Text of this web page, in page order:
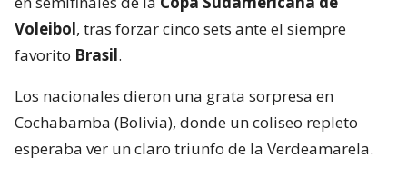
Voleibol, tras forzar cinco sets ante el siempre
favorito Brasil.
Los nacionales dieron una grata sorpresa en
Cochabamba (Bolivia), donde un coliseo repleto
esperaba ver un claro triunfo de la Verdeamarela.